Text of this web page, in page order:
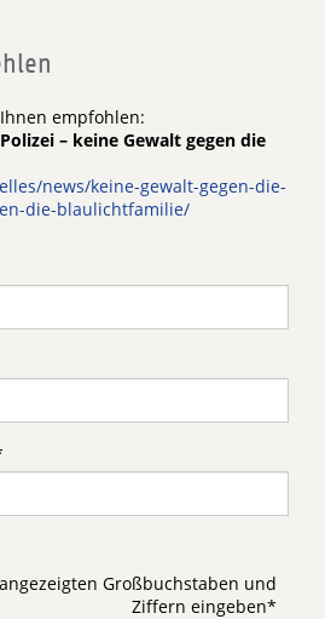
empfohlen:
– keine Gewalt gegen die
news/keine-gewalt-gegen-die-
die-blaulichtfamilie/
Großbuchstaben und
Ziffern eingeben*